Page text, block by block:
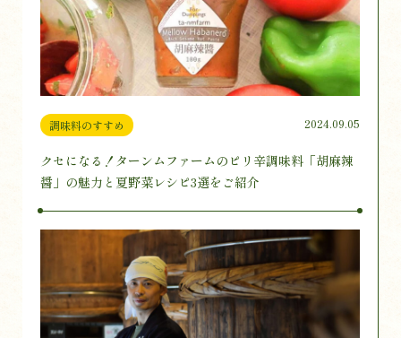
調味料のすすめ 2024.09.05
クセになる！ターンムファームのピリ辛調味料「胡麻辣
醤」の魅力と夏野菜レシピ3選をご紹介